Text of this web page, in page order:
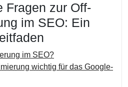
Fragen zur Off-
im SEO: Ein
im SEO?
wichtig für das Google-